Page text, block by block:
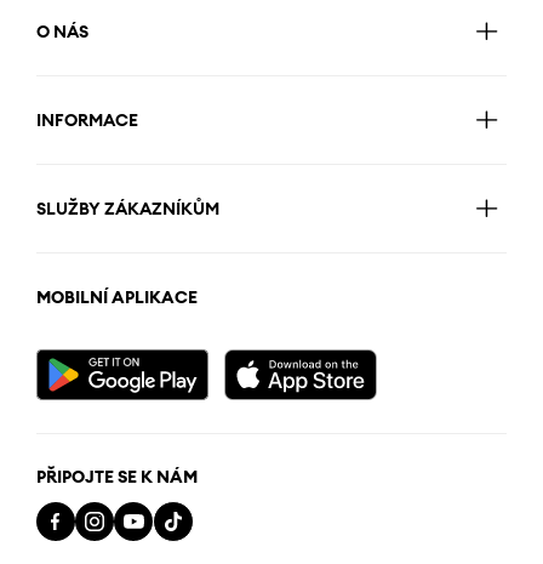
O NÁS
INFORMACE
SLUŽBY ZÁKAZNÍKŮM
MOBILNÍ APLIKACE
PŘIPOJTE SE K NÁM